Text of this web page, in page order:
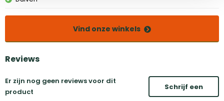
Vind onze winkels
Reviews
Er zijn nog geen reviews voor dit
product
Schrijf een